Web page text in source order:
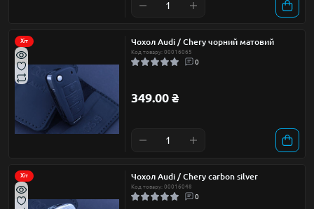
Хіт Чохол Audi / Chery чорний матовий
Код товару: 00016065
0
349.00 ₴
Хіт Чохол Audi / Chery carbon silver
Код товару: 00016048
0